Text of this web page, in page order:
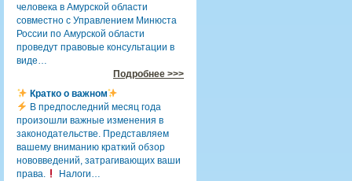
человека в Амурской области
совместно с Управлением Минюста
России по Амурской области
проведут правовые консультации в
виде…
Подробнее >>>
Кратко о важном
В предпоследний месяц года
произошли важные изменения в
законодательстве. Представляем
вашему вниманию краткий обзор
нововведений, затрагивающих ваши
права.
Налоги…